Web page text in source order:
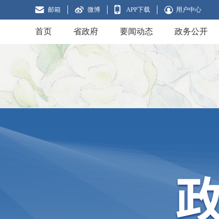
邮箱 微博 APP下载 用户中心
首页 省政府 要闻动态 政务公开